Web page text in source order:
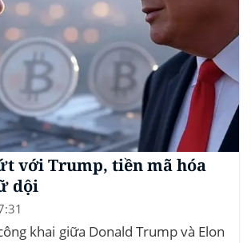
với Trump, tiền mã hóa
dội
khai giữa Donald Trump và Elon